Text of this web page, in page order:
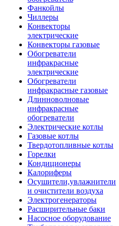
Фанкойлы
Чиллеры
Конвекторы
электрические
Конвекторы газовые
Обогреватели
инфракрасные
электрические
Обогреватели
инфракрасные газовые
Длинноволновые
инфракрасные
обогреватели
Электрические котлы
Газовые котлы
Твердотопливные котлы
Горелки
Кондиционеры
Калориферы
Осушители,увлажнители
и очистители воздуха
Электрогенераторы
Расширительные баки
Насосное оборудование